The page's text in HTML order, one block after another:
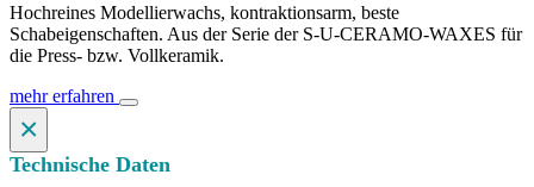
Hochreines Modellierwachs, kontraktionsarm, beste
Schabeigenschaften. Aus der Serie der S-U-CERAMO-WAXES für
die Press- bzw. Vollkeramik.
mehr erfahren
×
Technische Daten